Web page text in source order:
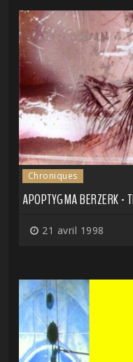
Chroniques
APOPTYGMA BERZERK -
21 avril 1998